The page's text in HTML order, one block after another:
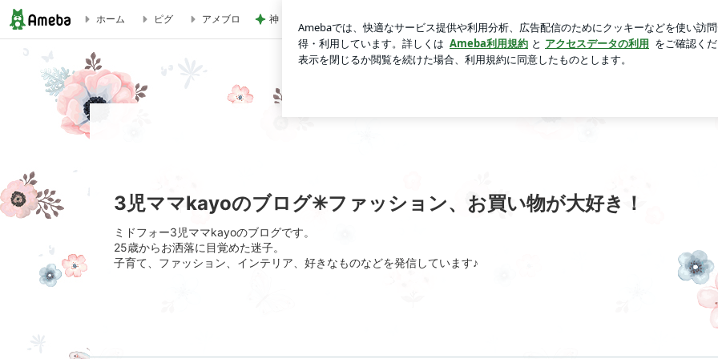
歯のメンテナンスへ。夏に使える半袖ジャケット | 3児ママkayoのブログ✳︎ファッション、お買い物が大好き！
ホーム ピグ アメブロ 神トクでお得すぎた日焼け止め ログ
3児ママkayoのブログ✳︎ファッション、お買い物が大好き！
ミドフォー3児ママkayoのブログです。
25歳からお洒落に目覚めた迷子。
子育て、ファッション、インテリア、好きなものなどを発信しています♪